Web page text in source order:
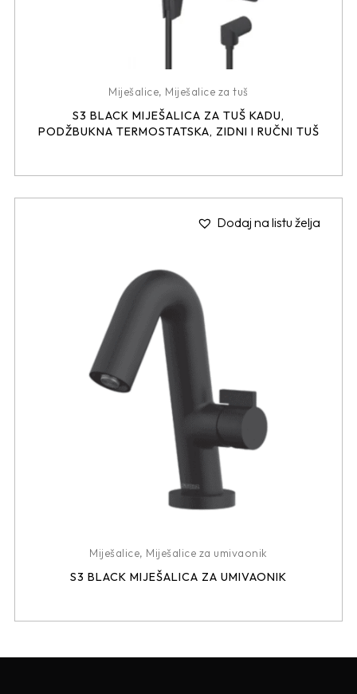
Miješalice, Miješalice za tuš
S3 BLACK MIJEŠALICA ZA TUŠ KADU,
PODŽBUKNA TERMOSTATSKA, ZIDNI I RUČNI TUŠ
Dodaj na listu želja
Miješalice, Miješalice za umivaonik
S3 BLACK MIJEŠALICA ZA UMIVAONIK